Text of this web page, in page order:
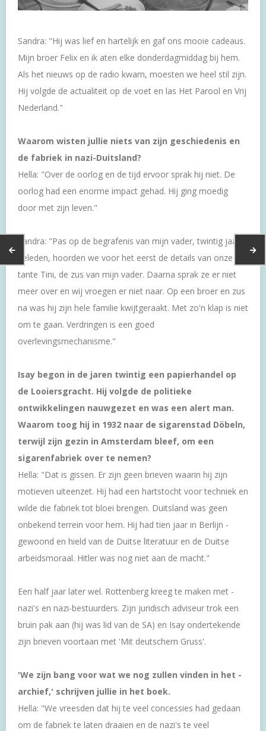
Sandra: "Hij was lief en hartelijk en gaf ons mooie ­cadeaus.
Mijn broer Felix en ik aten elke donderdagmiddag bij hem.
Als het nieuws op de radio kwam, moesten we heel stil zijn.
Hij volgde de actualiteit op de voet en las Het Parool en Vrij
Nederland."
Waarom wisten jullie niets van zijn geschiedenis en
de ­fabriek in nazi-Duitsland?
Hella: "Over de oorlog en de tijd ervoor sprak hij niet. De
oorlog had een enorme impact gehad. Hij ging moedig
door met zijn leven."
Sandra: "Pas op de begrafenis van mijn vader, twintig jaar
geleden, hoorden we voor het eerst de details van ­onze
tante Tini, de zus van mijn vader. Daarna sprak ze er niet
meer over en wij vroegen er niet naar. Op een broer en zus
na was hij zijn hele familie kwijtgeraakt. Met zo'n klap is niet
om te gaan. Verdringen is een goed
overlevingsmechanisme."
Isay begon in de jaren twintig een papierhandel op
de Looiersgracht. Hij volgde de politieke
ontwikkelingen nauwgezet en was een alert man.
Waarom toog hij in 1932 naar de sigarenstad Döbeln,
terwijl zijn gezin in ­Amsterdam bleef, om een
sigarenfabriek over te nemen?
Hella: "Dat is gissen. Er zijn geen brieven waarin hij zijn
motieven uiteenzet. Hij had een hartstocht voor techniek en
wilde die fabriek tot bloei brengen. Duitsland was geen
onbekend terrein voor hem. Hij had tien jaar in Berlijn ­
gewoond en hield van de Duitse literatuur en de Duitse
arbeidsmoraal. Hitler was nog niet aan de macht."
Een half jaar later wel. Rottenberg kreeg te maken met ­
nazi's en nazi-bestuurders. Zijn juridisch adviseur trok een
bruin pak aan (hij was lid van de SA) en Isay ondertekende
zijn brieven voortaan met 'Mit deutschem Gruss'.
'We zijn bang voor wat we nog zullen vinden in het ­
archief,' schrijven jullie in het boek.
Hella: "We vreesden dat hij te veel concessies had gedaan
om de fabriek te laten draaien en de nazi's te veel